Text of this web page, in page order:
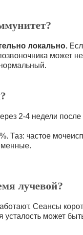
локально.
может
2-4 недели после
Таз: частое
лучевой?
Сеансы
может